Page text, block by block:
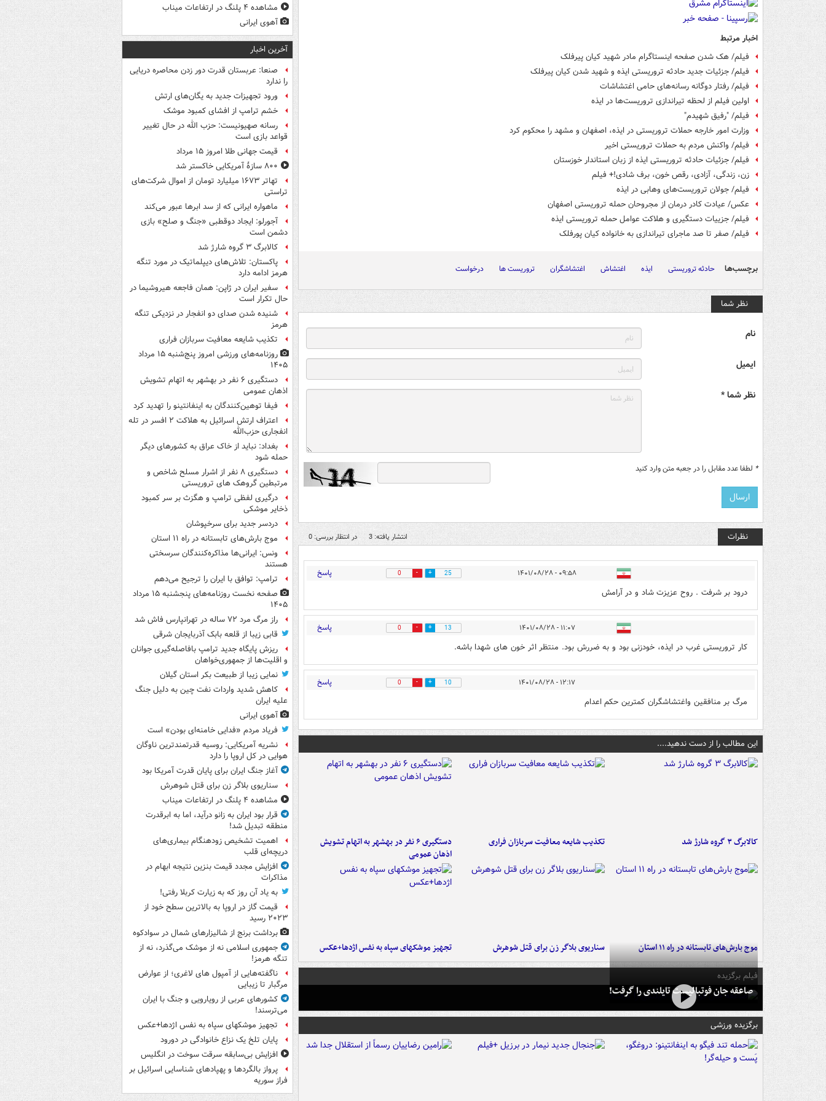
اخبار مرتبط
فیلم/ هک شدن صفحه اینستاگرام مادر شهید کیان پیرفلک
فیلم/ جزئیات جدید حادثه تروریستی ایذه و شهید شدن کیان پیرفلک
فیلم/ رفتار دوگانه رسانه‌های حامی اغتشاشات
اولین فیلم از لحظه تیراندازی تروریست‌ها در ایذه
فیلم/ "رفیق شهیدم"
وزارت امور خارجه حملات تروریستی در ایذه، اصفهان و مشهد را محکوم کرد
فیلم/ واکنش مردم به حملات تروریستی اخیر
فیلم/ جزئیات حادثه تروریستی ایذه از زبان استاندار خوزستان
زن، زندگی، آزادی، رقص خون، برف شادی!+ فیلم
فیلم/ جولان تروریست‌های وهابی در ایذه
عکس/ عیادت کادر درمان از مجروحان حمله تروریستی اصفهان
فیلم/ جزییات دستگیری و هلاکت عوامل حمله تروریستی ایذه
فیلم/ صفر تا صد ماجرای تیراندازی به خانواده کیان پورفلک
برچسب‌ها حادثه تروریستی ایذه اغتشاش اغتشاشگران تروریست ها درخواست
نظر شما
نام
ایمیل
نظر شما *
* لطفا عدد مقابل را در جعبه متن وارد کنید
نظرات انتشار یافته: 3 در انتظار بررسی: 0
۰۹:۵۸ - ۱۴۰۱/۰۸/۲۸ 25
0 پاسخ
درود بر شرفت . روح عزیزت شاد و در آرامش
۱۱:۰۷ - ۱۴۰۱/۰۸/۲۸ 13
0 پاسخ
کار تروریستی غرب در ایذه، خودزنی بود و به ضررش بود. منتظر اثر خون های شهدا باشه.
۱۲:۱۷ - ۱۴۰۱/۰۸/۲۸ 10
0 پاسخ
مرگ بر منافقین واغتشاشگران کمترین حکم اعدام
این مطالب را از دست ندهید....
کالابرگ ۳ گروه شارژ شد تکذیب شایعه معافیت سربازان فراری
دستگیری ۶ نفر در بهشهر به اتهام تشویش
اذهان عمومی
موج بارش‌های تابستانه در راه ۱۱ استان سناریوی بلاگر زن برای قتل شوهرش تجهیز موشکهای سپاه به نفس اژدها+عکس
فیلم برگزیده
صاعقه جان فوتبالیست تایلندی را گرفت!
برگزیده ورزشی
مشاهده ۴ پلنگ در ارتفاعات میناب
آهوی ایرانی
آخرین اخبار
صنعا: عربستان قدرت دور زدن محاصره دریایی
را ندارد
ورود تجهیزات جدید به یگان‌های ارتش
خشم ترامپ از افشای کمبود موشک
رسانه صهیونیست: حزب الله در حال تغییر
قواعد بازی است
قیمت جهانی طلا امروز ۱۵ مرداد
۸۰۰ سازۀ آمریکایی خاکستر شد
تهاتر ۱۶۷۳ میلیارد تومان از اموال شرکت‌های
تراستی
ماهواره ایرانی که از سد ابرها عبور می‌کند
آجورلو: ایجاد دوقطبی «جنگ و صلح‌» بازی
دشمن است
کالابرگ ۳ گروه شارژ شد
پاکستان: تلاش‌های دیپلماتیک در مورد تنگه
هرمز ادامه دارد
سفیر ایران در ژاپن: همان فاجعه هیروشیما در
حال تکرار است
شنیده شدن صدای دو انفجار در نزدیکی تنگه
هرمز
تکذیب شایعه معافیت سربازان فراری
روزنامه‌های ورزشی امروز پنج‌شنبه ۱۵ مرداد
۱۴۰۵
دستگیری ۶ نفر در بهشهر به اتهام تشویش
اذهان عمومی
فیفا توهین‌کنندگان به اینفانتینو را تهدید کرد
اعتراف ارتش اسرائیل به هلاکت ۲ افسر در تله
انفجاری حزب‌الله
بغداد: نباید از خاک عراق به کشورهای دیگر
حمله شود
دستگیری ۸ نفر از اشرار مسلح شاخص و
مرتبطین گروهک های تروریستی
درگیری لفظی ترامپ و هگزث بر سر کمبود
ذخایر موشکی
دردسر جدید برای سرخپوشان
موج بارش‌های تابستانه در راه ۱۱ استان
ونس: ایرانی‌ها مذاکره‌کنندگان سرسختی
هستند
ترامپ: توافق با ایران را ترجیح می‌دهم
صفحه نخست روزنامه‌های پنجشنبه ۱۵ مرداد
۱۴۰۵
راز مرگ مرد ۷۲ ساله در تهرانپارس فاش شد
قابی زیبا از قلعه بابک آذربایجان شرقی
ریزش پایگاه جدید ترامپ بافاصله‌گیری جوانان
و اقلیت‌ها از جمهوری‌خواهان
نمایی زیبا از طبیعت بکر استان گیلان
کاهش شدید واردات نفت چین به دلیل جنگ
علیه ایران
آهوی ایرانی
فریاد مردم «فدایی خامنه‌ای بودن» است
نشریه آمریکایی: روسیه قدرتمندترین ناوگان
هوایی در کل اروپا را دارد
آغاز جنگ ایران برای پایان قدرت آمریکا بود
سناریوی بلاگر زن برای قتل شوهرش
مشاهده ۴ پلنگ در ارتفاعات میناب
قرار بود ایران به زانو درآید، اما به ابرقدرت
منطقه تبدیل شد!
اهمیت تشخیص زودهنگام بیماری‌های
دریچه‌ای قلب
افزایش مجدد قیمت بنزین نتیجه ابهام در
مذاکرات
به یاد آن روز که به زیارت کربلا رفتی!
قیمت گاز در اروپا به بالاترین سطح خود از
۲۰۲۳ رسید
برداشت برنج از شالیزارهای شمال در سوادکوه
جمهوری اسلامی نه از موشک می‌گذرد، نه از
تنگه هرمز!
ناگفته‌هایی از آمپول های لاغری؛ از عوارض
مرگبار تا زیبایی
کشورهای عربی از رویارویی و جنگ با ایران
می‌ترسند!
تجهیز موشکهای سپاه به نفس اژدها+عکس
پایان تلخ یک نزاع خانوادگی در دورود
افزایش بی‌سابقه سرقت سوخت در انگلیس
پرواز بالگردها و پهپادهای شناسایی اسرائیل بر
فراز سوریه